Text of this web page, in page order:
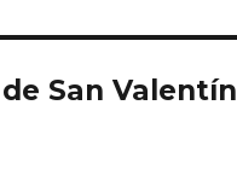
San Valentín